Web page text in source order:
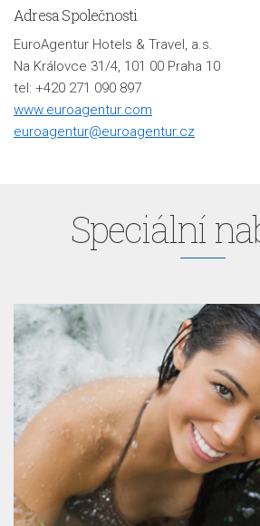
Adresa Společnosti
EuroAgentur Hotels & Travel, a.s.
Na Královce 31/4, 101 00 Praha 10
tel: +420 271 090 897
www.euroagentur.com
euroagentur@euroagentur.cz
Speciální